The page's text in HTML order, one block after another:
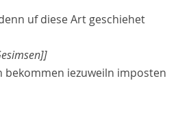
uf diese Art geschiehet
bekommen iezuweiln imposten